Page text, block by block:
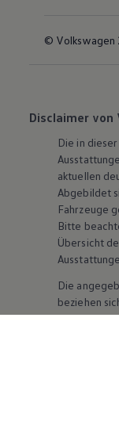
© Volkswagen
Disclaimer von
Die in
aktuellen
Abgebildet
Fahrzeuge
Bitte
Übersicht
Die
beziehen
nicht